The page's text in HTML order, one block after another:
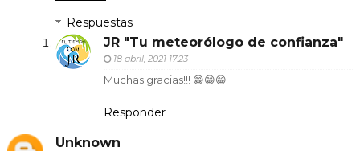
Respuestas
JR "Tu meteorólogo de confianza"
18 abril, 2021 17:23
Muchas gracias!!! 😁😁😁
Responder
Unknown